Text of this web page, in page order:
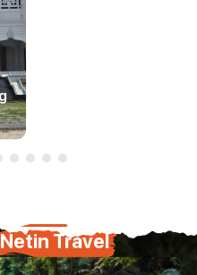
Chùa Hoằng Phúc – Dấu
ấn hơn 700 năm giữa
lòng đất Quảng Trị
Netin Travel